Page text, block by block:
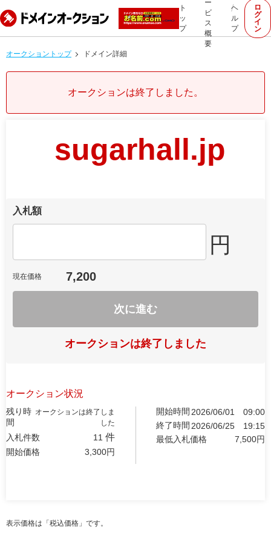
ト
ッ
プ
ー
ビ
ス
概
要
ヘ
ル
プ
ロ
グ
イ
ン
オークショントップ ドメイン詳細
オークションは終了しました。
sugarhall.jp
入札額
円
現在価格 7,200
次に進む
オークションは終了しました
オークション状況
残り時
間
オークションは終了しま
した
入札件数 11 件
開始価格 3,300円
開始時間 2026/06/01
09:00
終了時間 2026/06/25
19:15
最低入札価格
7,500円
表示価格は「税込価格」です。